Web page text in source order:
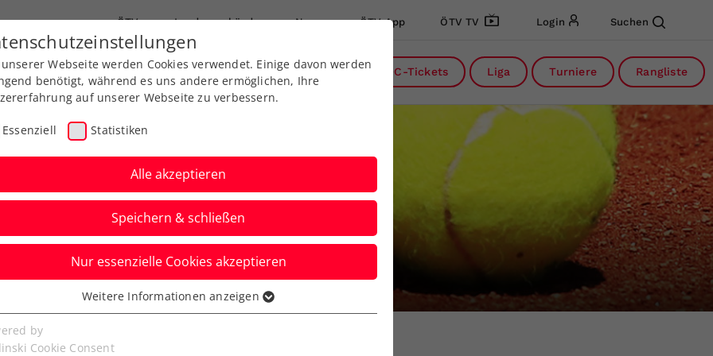
ÖTV Landesverbände News ÖTV App ÖTV TV Login Suchen
Ausbildungen Services Über uns DC-Tickets Liga Turniere Rangliste
Webseite werden Cookies verwendet. Einige davon werden
benötigt, während es uns andere ermöglichen, Ihre
auf unserer Webseite zu verbessern.
Essenziell Statistiken
Alle akzeptieren
Speichern & schließen
Nur essenzielle Cookies akzeptieren
Cookies werden für grundlegende Funktionen der
benötigt. Dadurch ist gewährleistet, dass die Webseite
Weitere Informationen anzeigen
by
Cookie Consent